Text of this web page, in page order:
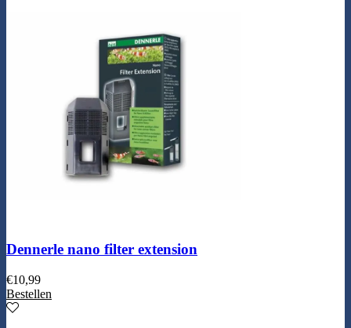
Dennerle nano filter extension
€10,99
Bestellen